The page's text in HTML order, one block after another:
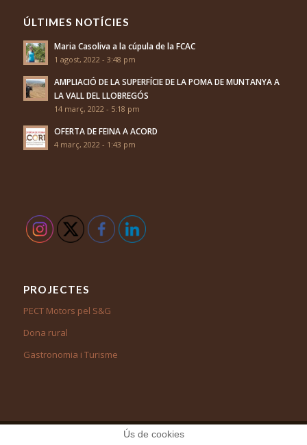
ÚLTIMES NOTÍCIES
Maria Casoliva a la cúpula de la FCAC
1 agost, 2022 - 3:48 pm
AMPLIACIÓ DE LA SUPERFÍCIE DE LA POMA DE MUNTANYA A
LA VALL DEL LLOBREGÓS
14 març, 2022 - 5:18 pm
OFERTA DE FEINA A ACORD
4 març, 2022 - 1:43 pm
PROJECTES
PECT Motors pel S&G
Dona rural
Gastronomia i Turisme
© Copyright - Associació Cooperació Rural pel Desenvolupament -
Ús de cookies